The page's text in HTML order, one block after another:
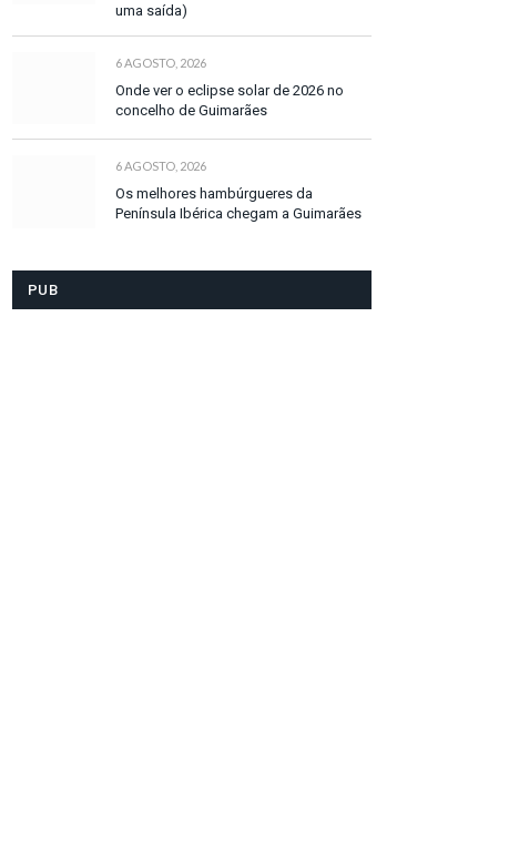
uma saída)
6 AGOSTO, 2026
Onde ver o eclipse solar de 2026 no
concelho de Guimarães
6 AGOSTO, 2026
Os melhores hambúrgueres da
Península Ibérica chegam a Guimarães
PUB